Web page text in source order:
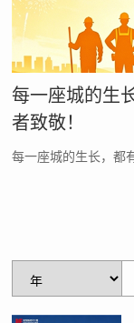
每一座城的生
者致敬！
每一座城的生长，都